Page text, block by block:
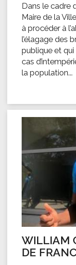
Dans le cadre
Maire de la
à procéder à
l’élagage des
publique et qui
cas
la population...
WILLIAM
DE